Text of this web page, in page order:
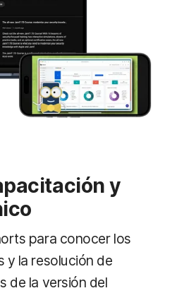
y
para conocer los
y la resolución de
de la versión del